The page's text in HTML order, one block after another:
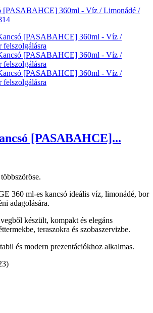
[PASABAHCE]...
360 ml-es kancsó ideális víz, limonádé, bor
adagolására.
készült, kompakt és elegáns
teraszokra és szobaszervizbe.
és modern prezentációkhoz alkalmas.